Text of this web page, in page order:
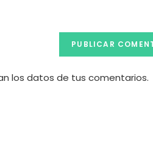
los datos de tus comentarios.